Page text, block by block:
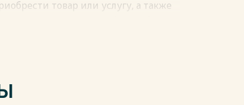
товар или услугу, а также
развития конкурентного
без рекламы, поскольку